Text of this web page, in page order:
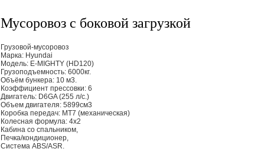
Мусоровоз с боковой загрузкой
Грузовой-мусоровоз
Марка: Hyundai
Модель: E-MIGHTY (HD120)
Грузоподъемность: 6000кг.
Объём бункера: 10 м3.
Коэффициент прессовки: 6
Двигатель: D6GA (255 л/с.)
Объем двигателя: 5899см3
Коробка передач: МТ7 (механическая)
Колесная формула: 4х2
Кабина со спальником,
Печка/кондиционер,
Система ABS/ASR.